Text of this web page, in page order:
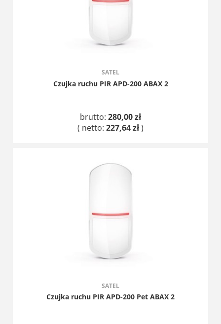
SATEL
Czujka ruchu PIR APD-200 ABAX 2
brutto: 280,00 zł
( netto: 227,64 zł)
SATEL
Czujka ruchu PIR APD-200 Pet ABAX 2